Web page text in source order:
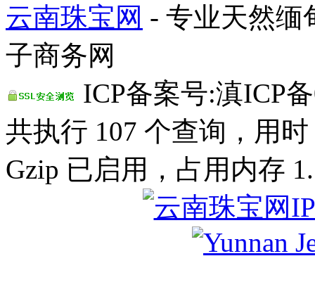
云南珠宝网 - 专业天然缅
子商务网
ICP备案号:滇ICP
共执行 107 个查询，用
Gzip 已启用，占用内存